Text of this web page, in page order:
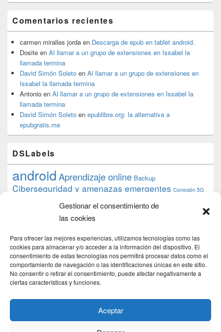
Gestionar el consentimiento de
las cookies
Para ofrecer las mejores experiencias, utilizamos tecnologías como las
cookies para almacenar y/o acceder a la información del dispositivo. El
consentimiento de estas tecnologías nos permitirá procesar datos como el
comportamiento de navegación o las identificaciones únicas en este sitio.
No consentir o retirar el consentimiento, puede afectar negativamente a
ciertas características y funciones.
Aceptar
Comentarios recientes
carmen miralles jorda en Descarga de epub en tablet android.
Dosite en Al llamar a un grupo de extensiones en Issabel la
llamada termina
David Simón Soleto en Al llamar a un grupo de extensiones en
Issabel la llamada termina
Antonio en Al llamar a un grupo de extensiones en Issabel la
llamada termina
David Simón Soleto en epublibre.org: la alternativa a
epubgratis.me
DSLabels
androidAprendizaje online Backup
Ciberseguridad y amenazas emergentes Conexión 5G
datos debian desarrollo web
Formación Google
iphone
proyecto PS4 python Raspberryraspberrypi
raspbian review Servidor Web Sostenibilidad
tecnológicaTecnología torrent
transmissiontutorial ubuntu server Windows